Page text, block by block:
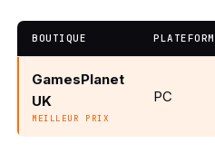
BOUTIQUE
GamesPlanet
UK
MEILLEUR PRIX
PC